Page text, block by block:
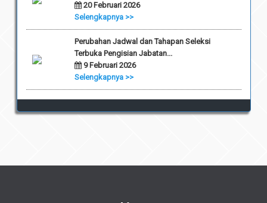
20 Februari 2026
Selengkapnya >>
Perubahan Jadwal dan Tahapan Seleksi
Terbuka Pengisian Jabatan...
9 Februari 2026
Selengkapnya >>